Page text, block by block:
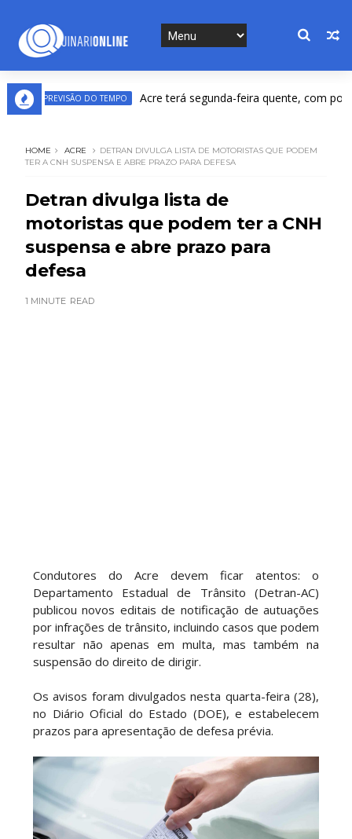
PREVISÃO DO TEMPO Acre terá segunda-feira quente, com
HOME ACRE
DETRAN DIVULGA LISTA DE MOTORISTAS QUE PODEM
TER A CNH SUSPENSA E ABRE PRAZO PARA DEFESA
Detran divulga lista de
motoristas que podem ter a CNH
suspensa e abre prazo para
defesa
1 MINUTE READ
Condutores do Acre devem ficar atentos: o
Departamento Estadual de Trânsito (Detran-AC)
publicou novos editais de notificação de autuações
por infrações de trânsito, incluindo casos que podem
resultar não apenas em multa, mas também na
suspensão do direito de dirigir.
Os avisos foram divulgados nesta quarta-feira (28),
no Diário Oficial do Estado (DOE), e estabelecem
prazos para apresentação de defesa prévia.